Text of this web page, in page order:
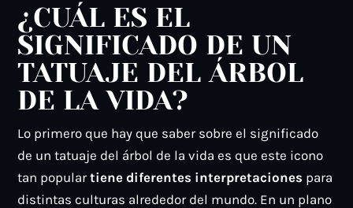
¿CUÁL ES EL
SIGNIFICADO DE UN
TATUAJE DEL ÁRBOL
DE LA VIDA?
Lo primero que hay que saber sobre el significado
de un tatuaje del árbol de la vida es que este icono
tan populartiene diferentes interpretaciones para
distintas culturas alrededor del mundo. En un plano